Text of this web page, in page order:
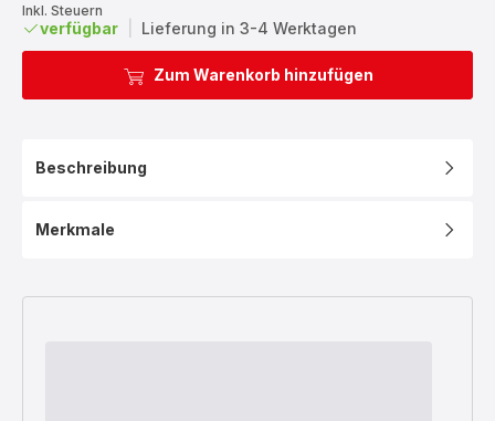
Inkl. Steuern
verfügbar Lieferung in 3-4 Werktagen
Zum Warenkorb hinzufügen
Beschreibung
Merkmale